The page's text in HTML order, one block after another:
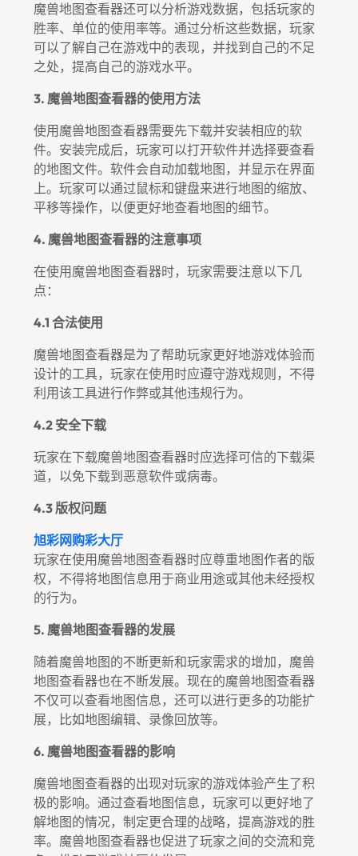
魔兽地图查看器还可以分析游戏数据，包括玩家的
胜率、单位的使用率等。通过分析这些数据，玩家
可以了解自己在游戏中的表现，并找到自己的不足
之处，提高自己的游戏水平。
3. 魔兽地图查看器的使用方法
使用魔兽地图查看器需要先下载并安装相应的软
件。安装完成后，玩家可以打开软件并选择要查看
的地图文件。软件会自动加载地图，并显示在界面
上。玩家可以通过鼠标和键盘来进行地图的缩放、
平移等操作，以便更好地查看地图的细节。
4. 魔兽地图查看器的注意事项
在使用魔兽地图查看器时，玩家需要注意以下几
点：
4.1 合法使用
魔兽地图查看器是为了帮助玩家更好地游戏体验而
设计的工具，玩家在使用时应遵守游戏规则，不得
利用该工具进行作弊或其他违规行为。
4.2 安全下载
玩家在下载魔兽地图查看器时应选择可信的下载渠
道，以免下载到恶意软件或病毒。
4.3 版权问题
旭彩网购彩大厅
玩家在使用魔兽地图查看器时应尊重地图作者的版
权，不得将地图信息用于商业用途或其他未经授权
的行为。
5. 魔兽地图查看器的发展
随着魔兽地图的不断更新和玩家需求的增加，魔兽
地图查看器也在不断发展。现在的魔兽地图查看器
不仅可以查看地图信息，还可以进行更多的功能扩
展，比如地图编辑、录像回放等。
6. 魔兽地图查看器的影响
魔兽地图查看器的出现对玩家的游戏体验产生了积
极的影响。通过查看地图信息，玩家可以更好地了
解地图的情况，制定更合理的战略，提高游戏的胜
率。魔兽地图查看器也促进了玩家之间的交流和竞